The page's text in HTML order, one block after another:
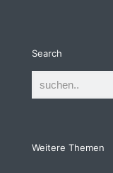
Search
Weitere Themen